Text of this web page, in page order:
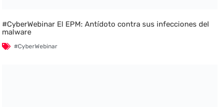
#CyberWebinar El EPM: Antídoto contra sus infecciones del
malware
#CyberWebinar